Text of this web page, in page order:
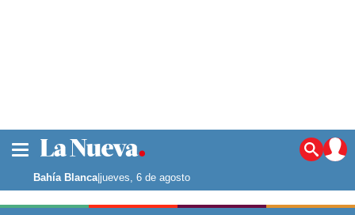
Noticias
La ciudad
Punta Alta
Bahía Blanca|jueves, 6 de agosto